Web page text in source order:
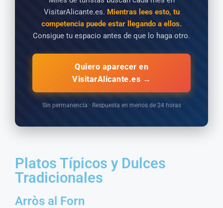
VisitarAlicante.es. Mientras lees esto, tu
competencia puede estar llegando a ellos.
Consigue tu espacio antes de que lo haga otro.
Quiero aparecer en
VisitarAlicante.es →
Sin permanencia · Respuesta en menos de 24 horas
Platos Típicos y Dulces
Tradicionales
Arròs al Forn